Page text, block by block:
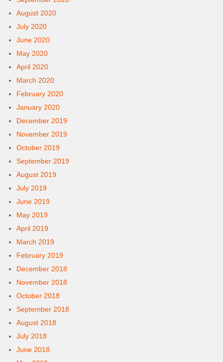
August 2020
July 2020
June 2020
May 2020
April 2020
March 2020
February 2020
January 2020
December 2019
November 2019
October 2019
September 2019
August 2019
July 2019
June 2019
May 2019
April 2019
March 2019
February 2019
December 2018
November 2018
October 2018
September 2018
August 2018
July 2018
June 2018